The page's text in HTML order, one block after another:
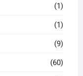
(1)
(1)
(9)
(60)